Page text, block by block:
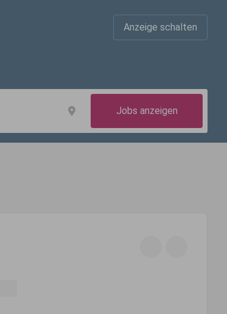
Anzeige schalten
Jobs anzeigen